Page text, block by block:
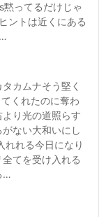
ってるだけじゃ
ントは近くにある
カムナそう堅く
くれたのに奪わ
り光の道照らす
ない大和いにし
れれる今日になり
てを受け入れる
…